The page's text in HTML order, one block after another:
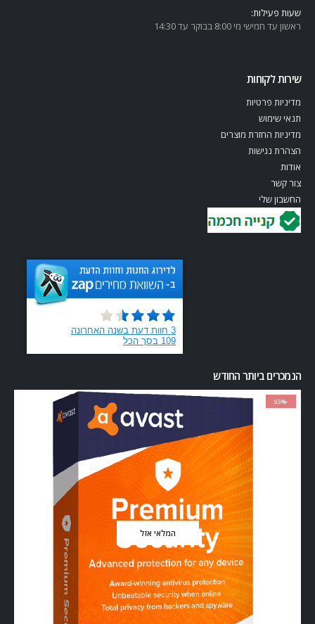
שעות פעילות:
ראשון עד חמישי מי 8:00 בבוקר עד 14:30
שירות לקוחות
מדיניות פרטיות
תנאי שימוש
מדיניות החזרת מוצרים
הצהרת נגישות
אודות
צור קשר
החשבון שלי
הנמכרים ביותר החודש
-55%
המלאי אזל